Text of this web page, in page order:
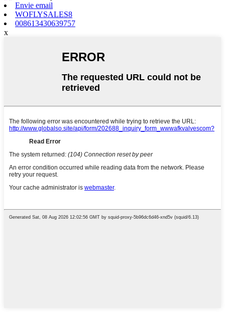
Envie email
WOFLYSALES8
008613430639757
x